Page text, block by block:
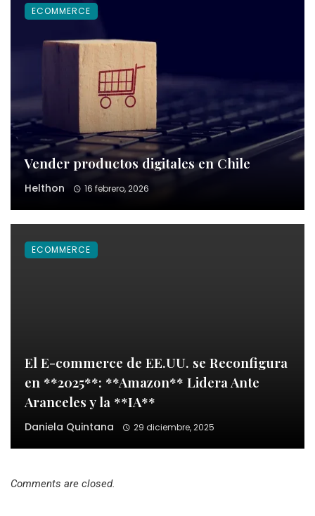
Vender productos digitales en Chile
Helthon 16 febrero, 2026
ECOMMERCE
El E-commerce de EE.UU. se Reconfigura
en **2025**: **Amazon** Lidera Ante
Aranceles y la **IA**
Daniela Quintana 29 diciembre, 2025
ECOMMERCE
Comments are closed.